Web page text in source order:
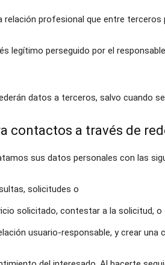
relación profesional que entre
legítimo perseguido por el
datos a terceros, salvo cuando
contactos a través de
sus datos personales con las
solicitudes o
solicitado, contestar a la solicitud,
usuario-responsable, y crear una